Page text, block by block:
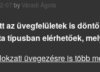
07 by Váradi Ágota
az üvegfelületek is
típusban elérhetőek,
üvegezésre is több